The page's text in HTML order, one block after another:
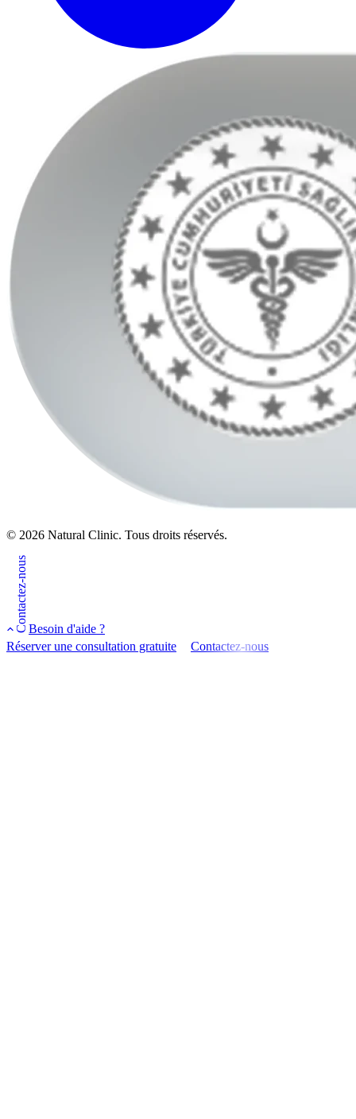
© 2026 Natural Clinic. Tous droits réservés.
Contactez-nous Besoin d'aide ?
Réserver une consultation gratuite
Contactez-nous